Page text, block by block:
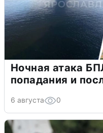
Ночная атака
попадания и
6 августа 0